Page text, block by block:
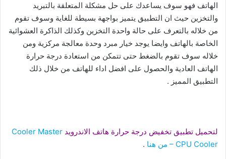
الهاتف فهو سوف يساعدك على حل مشكلة المتعلقة بالتبريد
والتخزين حيث ان التطبيق يتميز بواجهة بسيطة للغاية وسوف تقوم
من خلاله بالتعرف على حالة واحدة التخزين وكذلك الذاكرة العشوائية
الخاصة بالهاتف وايضا يوجد خيار مبرد وحدة معالجة مركزية ومن
خلاله سوف تقوم بالضغط حتى تتمكن من استعادة درجة حرارة
الهاتف العادية والحصول على افضل اداء للهاتف من خلال ذلك
التطبيق المميز .
لتحميل تطبيق تخفيض درجة حرارة هاتف الاندرويد Cooler Master
– CPU Cooler من هنا
.